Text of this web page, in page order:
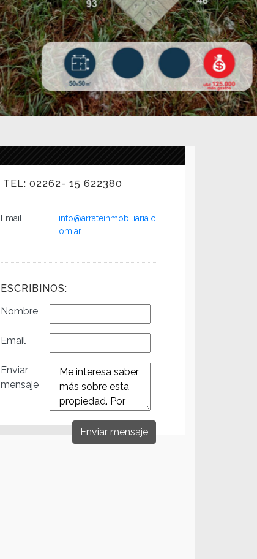
TEL: 02262- 15 622380
Email
info@arrateinmobiliaria.c
om.ar
ESCRIBINOS:
Nombre
Email
Enviar
mensaje
Enviar mensaje